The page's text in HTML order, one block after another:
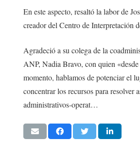
En este aspecto, resaltó la labor de
creador del Centro de Interpretación
Agradeció a su colega de la
ANP, Nadia Bravo, con quien
momento, hablamos de potenciar el
concentrar los recursos para resolver
administrativos-operat…